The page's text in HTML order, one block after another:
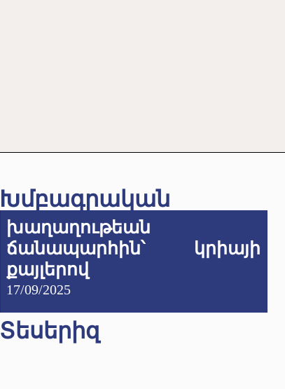
Խմբագրական
խաղաղութեան
ճանապարհին՝ կրիայի
քայլերով
17/09/2025
Տեսերիզ